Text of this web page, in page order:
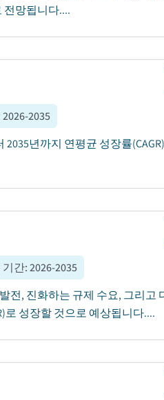
전망됩니다....
2026-2035
년까지 연평균 성장률
기간:2026-2035
전, 진화하는 규제 수요, 그리고
로 성장할 것으로 예상됩니다....